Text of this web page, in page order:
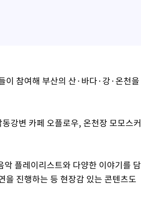
이 참여해 부산의 산·바다·강·온천을
강변 카페 오플로우, 온천장 모모스커
플레이리스트와 다양한 이야기를 담
을 진행하는 등 현장감 있는 콘텐츠도